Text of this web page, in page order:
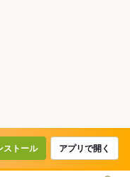
ストール アプリで開く